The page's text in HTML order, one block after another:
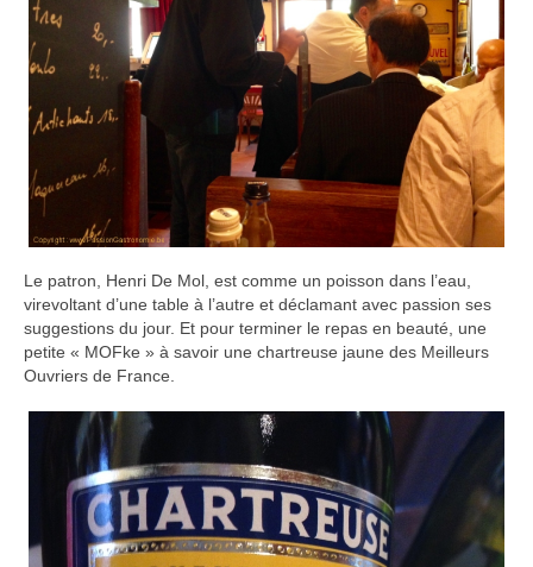
Le patron, Henri De Mol, est comme un poisson dans l’eau,
virevoltant d’une table à l’autre et déclamant avec passion ses
suggestions du jour. Et pour terminer le repas en beauté, une
petite « MOFke » à savoir une chartreuse jaune des Meilleurs
Ouvriers de France.